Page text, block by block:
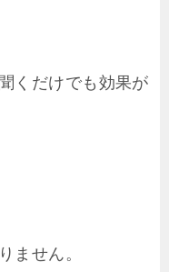
くだけでも効果が
ません。